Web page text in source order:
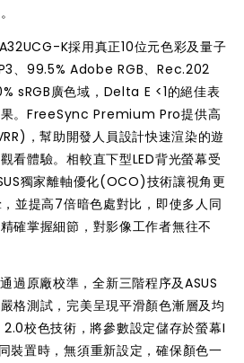
K採用真正10位元色彩及量子
、99.5% Adobe RGB、Rec.202
sRGB廣色域，Delta E <1的絕佳表
果。FreeSync Premium Pro提供高
，幫助開發人員設計快速渲染的遊
看體驗。相較直下型LED背光螢幕受
獨家離軸優化(OCO)技術讓視角更
並提高7倍暗色處對比，即使多人同
確掌握細節，對影像工作者無往不
過原廠校準，全新三階程序及ASUS
格測試，完美呈現平滑顏色漸層及均
校色技術，將參數設定儲存於螢幕I
裝置時，無須重新設定，確保顏色一